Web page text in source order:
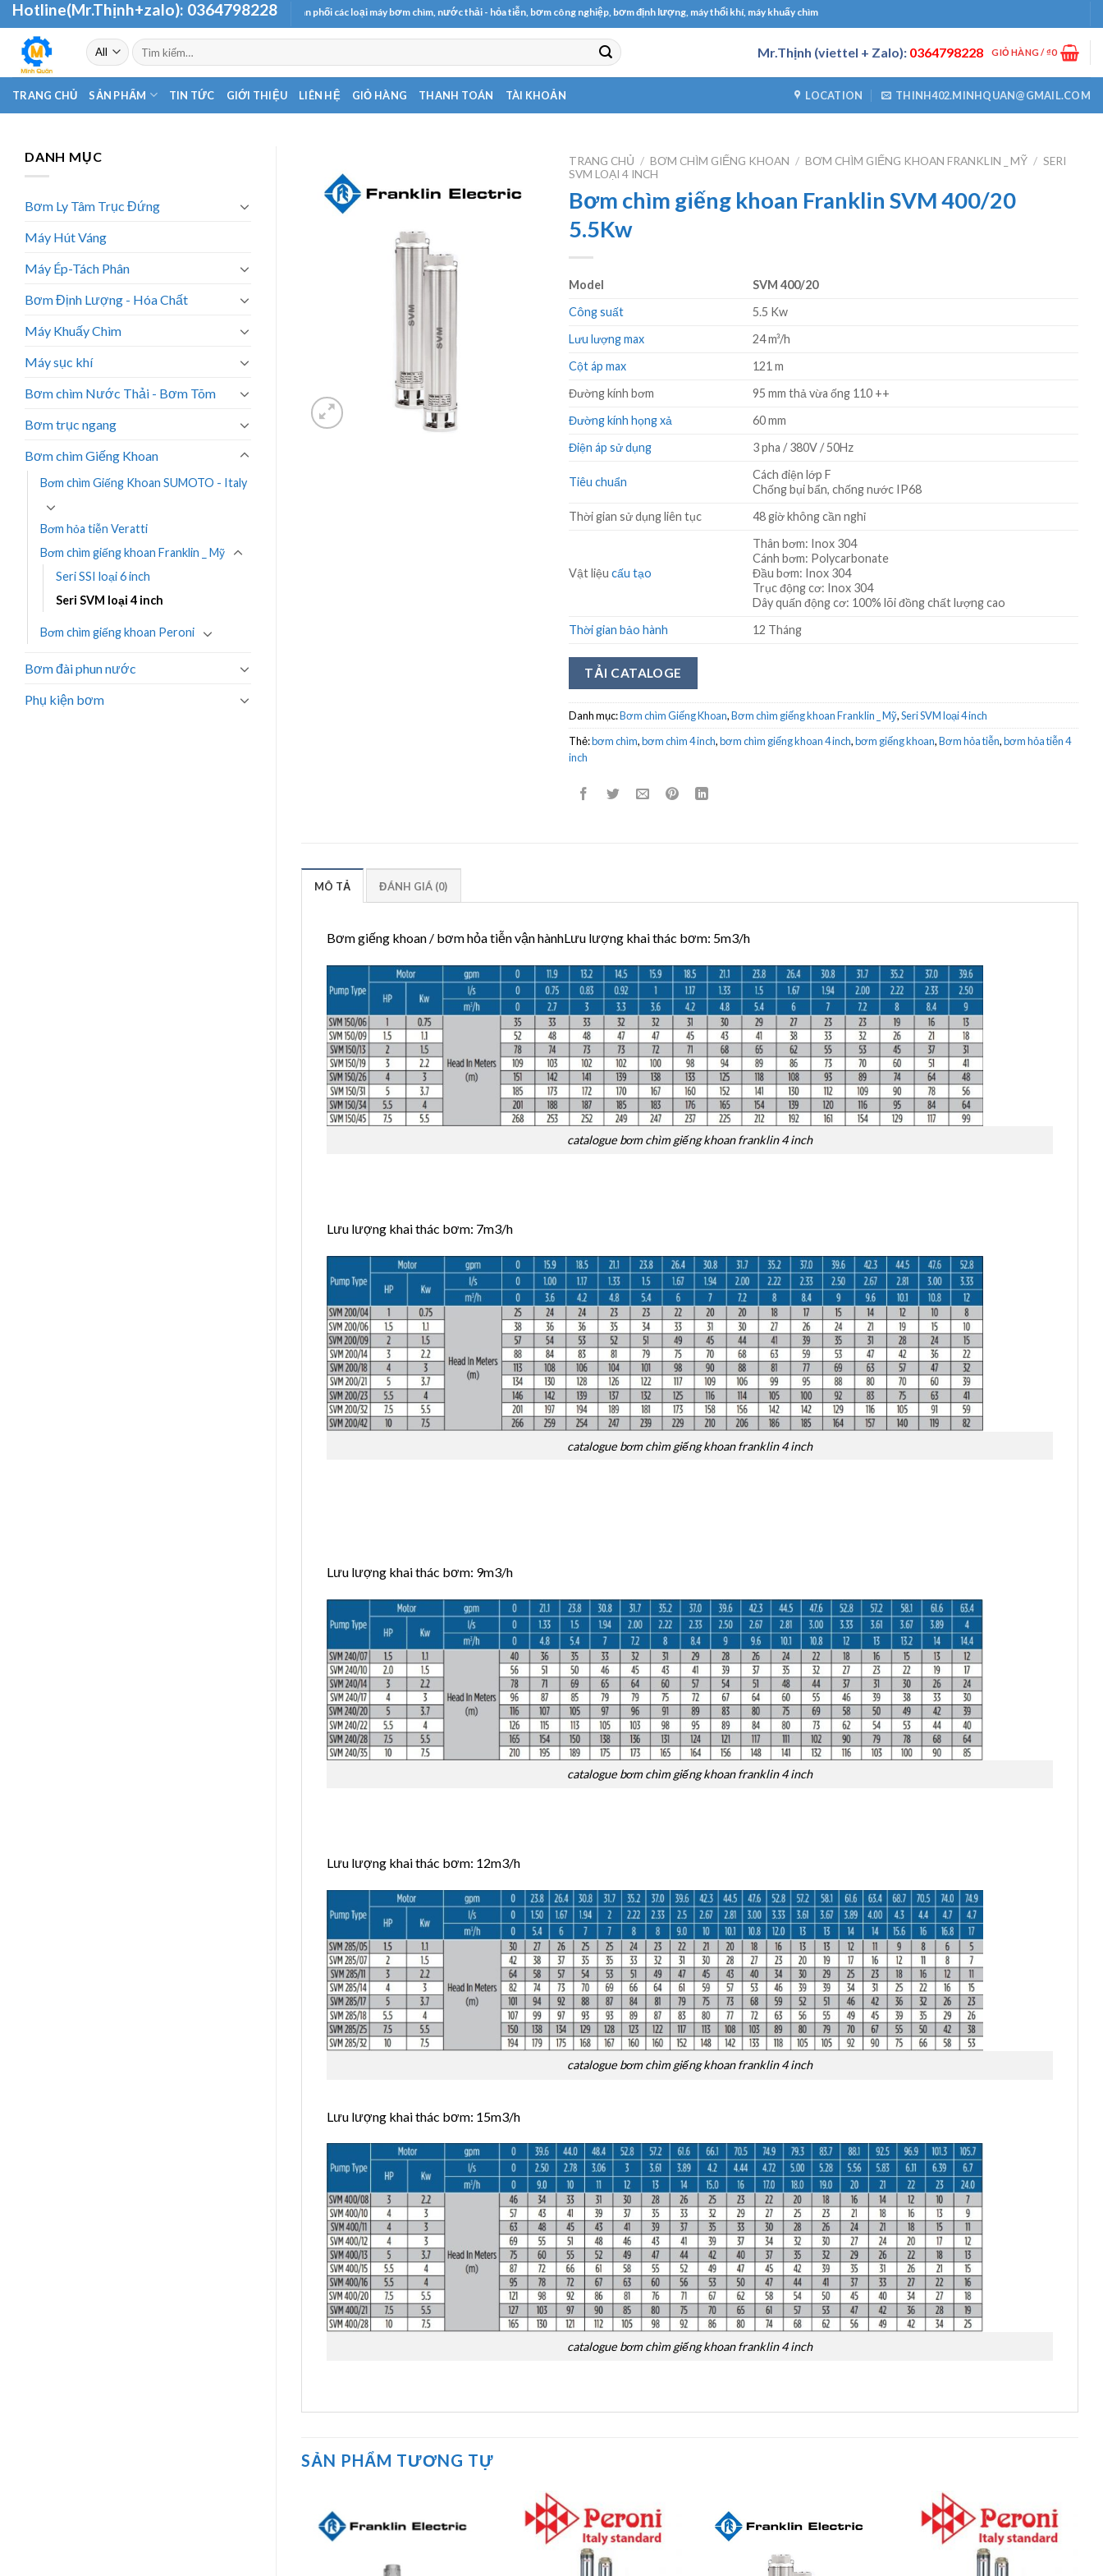
Skip
to
content
Hotline(Mr.Thịnh+zalo): 0364798228
Chuyên cung cấp và phân phối các loại máy bơm chìm, nước thải - hỏa tiễn, bơm công nghiệp, bơm định lượng, máy thổi khí, máy khuấy chìm
Tìm
kiếm:
Mr.Thịnh (viettel + Zalo): 0364798228 GIỎ HÀNG /₫0
TRANG CHỦ SẢN PHẨM TIN TỨC GIỚI THIỆU LIÊN HỆ GIỎ HÀNG THANH TOÁN TÀI KHOẢN LOCATION THINH402.MINHQUAN@GMAIL.COM
DANH MỤC
Bơm Ly Tâm Trục Đứng
Máy Hút Váng
Máy Ép-Tách Phân
Bơm Định Lượng - Hóa Chất
Máy Khuấy Chìm
Máy sục khí
Bơm chìm Nước Thải - Bơm Tõm
Bơm trục ngang
Bơm chìm Giếng Khoan
Bơm chìm Giếng Khoan SUMOTO - Italy
Bơm hỏa tiễn Veratti
Bơm chìm giếng khoan Franklin _ Mỹ
Seri SSI loại 6 inch
Seri SVM loại 4 inch
Bơm chìm giếng khoan Peroni
Bơm đài phun nước
Phụ kiện bơm
TRANG CHỦ / BƠM CHÌM GIẾNG KHOAN / BƠM CHÌM GIẾNG KHOAN FRANKLIN _ MỸ / SERI
SVM LOẠI 4 INCH
Bơm chìm giếng khoan Franklin SVM 400/20
5.5Kw
Model
SVM 400/20
Công suất
5.5 Kw
Lưu lượng max
24 m³/h
Cột áp max
121 m
Đường kính bơm
95 mm thả vừa ống 110 ++
Đường kính họng xả
60 mm
Điện áp sử dụng
3 pha / 380V / 50Hz
Tiêu chuẩn
Cách điện lớp F
Chống bụi bẩn, chống nước IP68
Thời gian sử dụng liên tục
48 giờ không cần nghỉ
Vật liệu cấu tạo
Thân bơm: Inox 304
Cánh bơm: Polycarbonate
Đầu bơm: Inox 304
Trục động cơ: Inox 304
Dây quấn động cơ: 100% lõi đồng chất lượng cao
Thời gian bảo hành
12 Tháng
TẢI CATALOGE
Danh mục:Bơm chìm Giếng Khoan,Bơm chìm giếng khoan Franklin _ Mỹ,Seri SVM loại 4 inch
Thẻ:bơm chìm,bơm chìm 4 inch,bơm chìm giếng khoan 4 inch,bơm giếng khoan,Bơm hỏa tiễn,bơm hỏa tiễn 4
inch
MÔ TẢ ĐÁNH GIÁ (0)
Bơm giếng khoan / bơm hỏa tiễn vận hànhLưu lượng khai thác bơm: 5m3/h
catalogue bơm chìm giếng khoan franklin 4 inch
Lưu lượng khai thác bơm: 7m3/h
catalogue bơm chìm giếng khoan franklin 4 inch
Lưu lượng khai thác bơm: 9m3/h
catalogue bơm chìm giếng khoan franklin 4 inch
Lưu lượng khai thác bơm: 12m3/h
catalogue bơm chìm giếng khoan franklin 4 inch
Lưu lượng khai thác bơm: 15m3/h
catalogue bơm chìm giếng khoan franklin 4 inch
SẢN PHẨM TƯƠNG TỰ